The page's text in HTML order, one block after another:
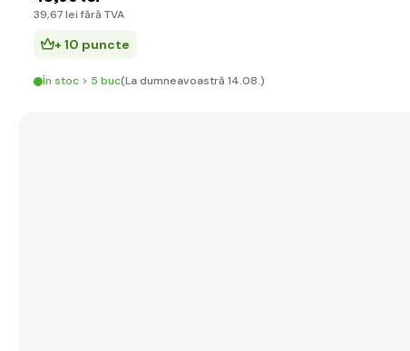
39,67 lei fără TVA
+ 10 puncte
În stoc > 5 buc(La dumneavoastră 14.08.)